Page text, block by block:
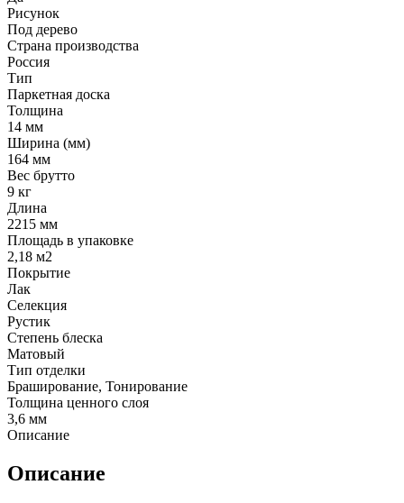
Рисунок
Под дерево
Страна производства
Россия
Тип
Паркетная доска
Толщина
14 мм
Ширина (мм)
164 мм
Вес брутто
9 кг
Длина
2215 мм
Площадь в упаковке
2,18 м2
Покрытие
Лак
Селекция
Рустик
Степень блеска
Матовый
Тип отделки
Браширование, Тонирование
Толщина ценного слоя
3,6 мм
Описание
Описание